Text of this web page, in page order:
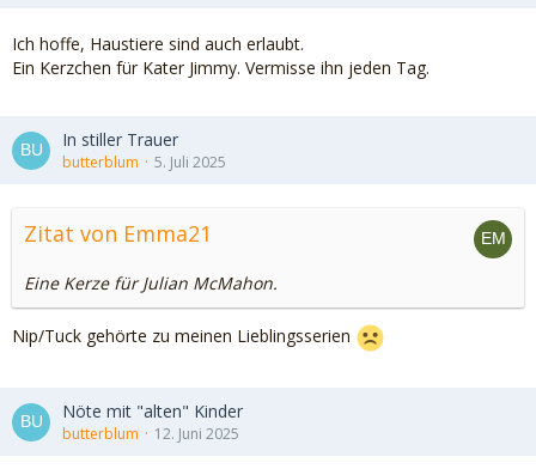
Ich hoffe, Haustiere sind auch erlaubt.
Ein Kerzchen für Kater Jimmy. Vermisse ihn jeden Tag.
In stiller Trauer
butterblum 5. Juli 2025
Zitat von Emma21
Eine Kerze für Julian McMahon.
Nip/Tuck gehörte zu meinen Lieblingsserien
Nöte mit "alten" Kinder
butterblum 12. Juni 2025